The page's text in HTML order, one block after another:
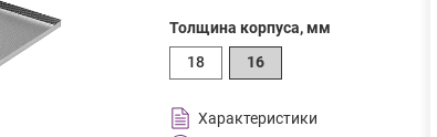
Толщина корпуса, мм
18
16
Характеристики